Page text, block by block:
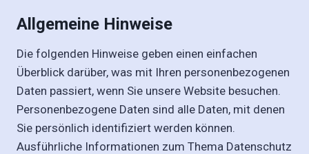
Allgemeine Hinweise
Die folgenden Hinweise geben einen einfachen
Überblick darüber, was mit Ihren personenbezogenen
Daten passiert, wenn Sie unsere Website besuchen.
Personenbezogene Daten sind alle Daten, mit denen
Sie persönlich identifiziert werden können.
Ausführliche Informationen zum Thema Datenschutz